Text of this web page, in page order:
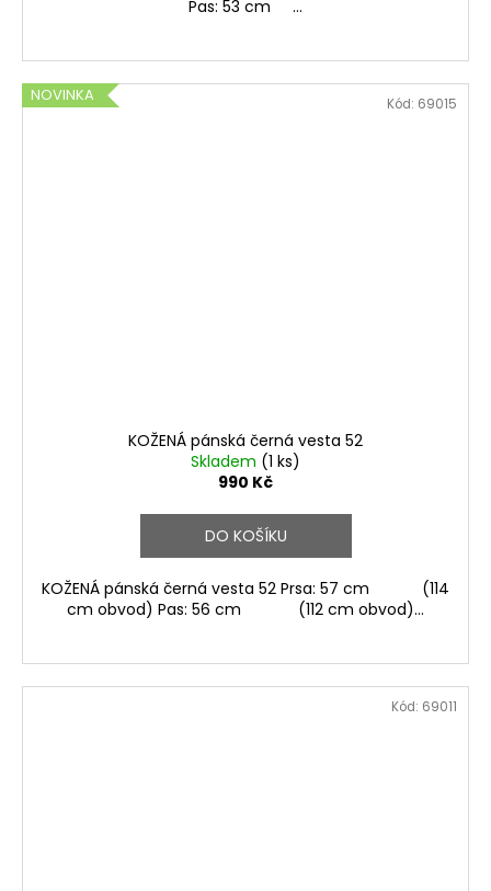
Pas: 53 cm ...
NOVINKA
KOŽENÁ pánská černá vesta 52
Skladem (1 ks)
990 Kč
DO KOŠÍKU
KOŽENÁ pánská černá vesta 52 Prsa: 57 cm (114
cm obvod) Pas: 56 cm (112 cm obvod)...
Kód: 69015
Kód: 69011